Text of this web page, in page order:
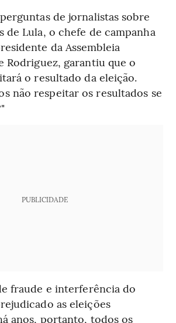
de jornalistas sobre
de Lula, o chefe de campanha
da Assembleia
Rodriguez, garantiu que o
o resultado da eleição.
não respeitar os resultados se
PUBLICIDADE
fraude e interferência do
as eleições
anos, portanto, todos os